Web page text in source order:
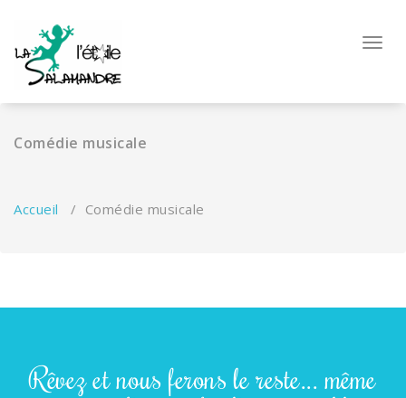
Comédie musicale
Accueil / Comédie musicale
Rêvez et nous ferons le reste... même